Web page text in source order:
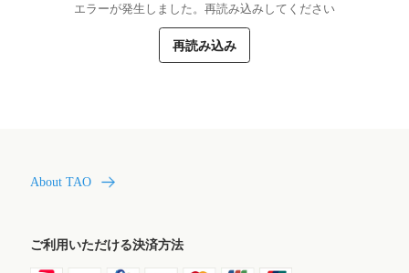
エラーが発生しました。再読み込みしてください
再読み込み
About TAO
ご利用いただける決済方法